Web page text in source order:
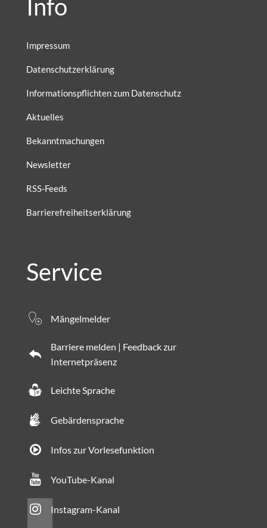
Info
Impressum
Datenschutzerklärung
Informationspflichten zum Datenschutz
Aktuelles
Bekanntmachungen
Newsletter
RSS-Feeds
Barrierefreiheitserklärung
Service
Mängelmelder
Barriere melden | Feedback zur
Internetpräsenz
Leichte Sprache
Gebärdensprache
Infos zur Vorlesefunktion
YouTube-Kanal
Instagram-Kanal